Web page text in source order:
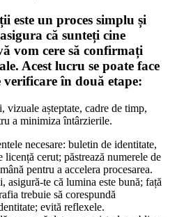
este un proces simplu și
că sunteți cine
vom cere să confirmați
Acest lucru se poate face
în două etape:
vizuale așteptate, cadre de timp,
a minimiza întârzierile.
necesare: buletin de identitate,
licență cerut; păstrează numerele de
pentru a accelera procesarea.
asigură-te că lumina este bună; față
trebuie să corespundă
evită reflexele.